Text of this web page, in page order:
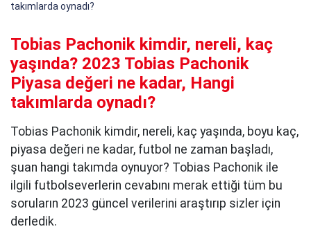
takımlarda oynadı?
Tobias Pachonik kimdir, nereli, kaç
yaşında? 2023 Tobias Pachonik
Piyasa değeri ne kadar, Hangi
takımlarda oynadı?
Tobias Pachonik kimdir, nereli, kaç yaşında, boyu kaç,
piyasa değeri ne kadar, futbol ne zaman başladı,
şuan hangi takımda oynuyor? Tobias Pachonik ile
ilgili futbolseverlerin cevabını merak ettiği tüm bu
soruların 2023 güncel verilerini araştırıp sizler için
derledik.